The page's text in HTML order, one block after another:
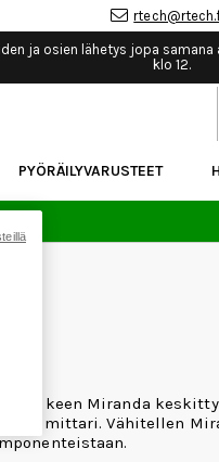
ja osien lähetys jopa samana
klo 12.
PYÖRÄILYVARUSTEET
jälkeen Miranda
Vähitellen